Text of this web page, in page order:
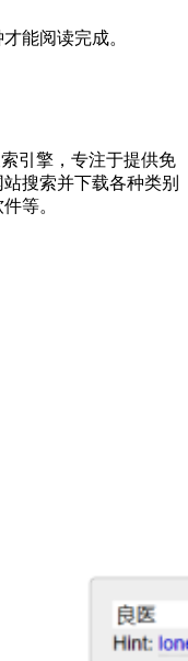
能阅读完成。
引擎，专注于提供免
搜索并下载各种类别
等。